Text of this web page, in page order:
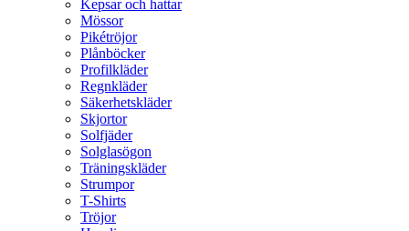
Kepsar och hattar
Mössor
Pikétröjor
Plånböcker
Profilkläder
Regnkläder
Säkerhetskläder
Skjortor
Solfjäder
Solglasögon
Träningskläder
Strumpor
T-Shirts
Tröjor